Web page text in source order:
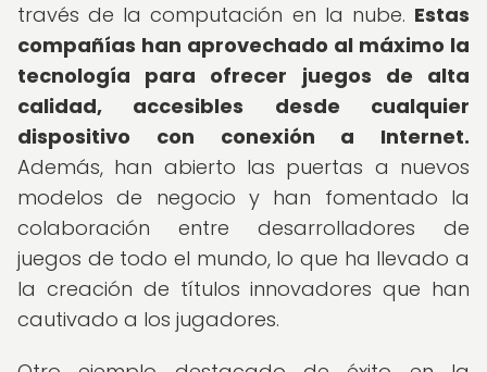
través de la computación en la nube. Estas
compañías han aprovechado al máximo la
tecnología para ofrecer juegos de alta
calidad, accesibles desde cualquier
dispositivo con conexión a Internet.
Además, han abierto las puertas a nuevos
modelos de negocio y han fomentado la
colaboración entre desarrolladores de
juegos de todo el mundo, lo que ha llevado a
la creación de títulos innovadores que han
cautivado a los jugadores.